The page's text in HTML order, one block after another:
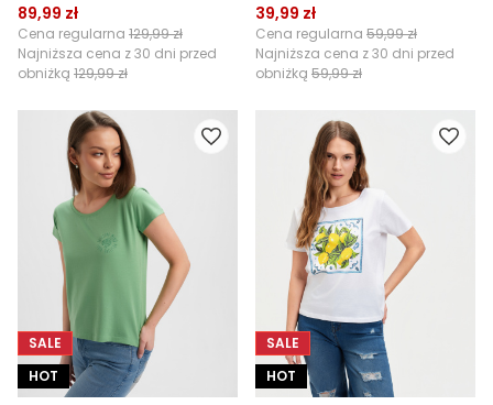
89,99 zł
Cena regularna 129,99 zł
Najniższa cena z 30 dni przed
obniżką 129,99 zł
39,99 zł
Cena regularna 59,99 zł
Najniższa cena z 30 dni przed
obniżką 59,99 zł
SALE
HOT
SALE
HOT